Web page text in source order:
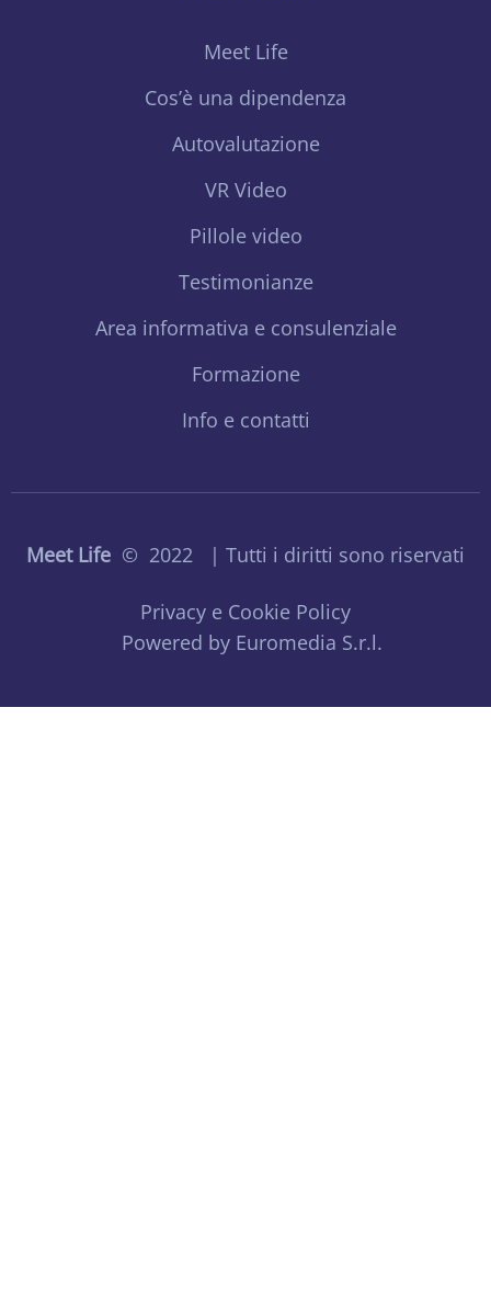
Meet Life
Cos’è una dipendenza
Autovalutazione
VR Video
Pillole video
Testimonianze
Area informativa e consulenziale
Formazione
Info e contatti
Meet Life © 2022 | Tutti i diritti sono riservati
Privacy e Cookie Policy
Powered by Euromedia S.r.l.